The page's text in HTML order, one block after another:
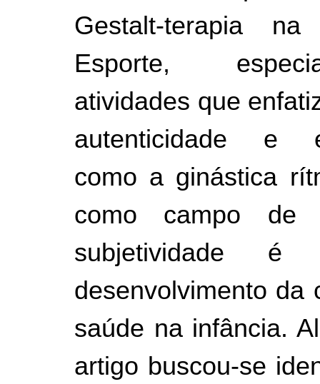
Gestalt-terapia
Esporte,
atividades que
autenticidade e
como a ginástica
como campo de
subjetividade é
desenvolvimento da
saúde na infância.
artigo buscou-se